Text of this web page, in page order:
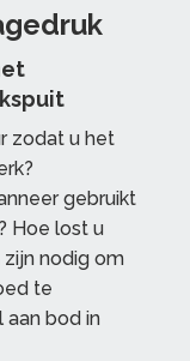
zodat u het
gebruikt
Hoe lost u
nodig om
te
aan bod in